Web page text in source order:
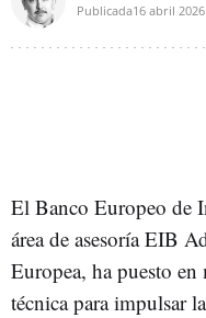
Publicada16 abril 2026
El Banco Europeo de
área de asesoría EIB
Europea, ha puesto en
técnica para impulsar